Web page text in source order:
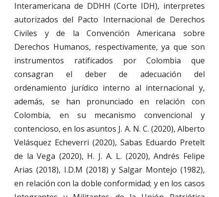
Interamericana de DDHH (Corte IDH), interpretes
autorizados del Pacto Internacional de Derechos
Civiles y de la Convención Americana sobre
Derechos Humanos, respectivamente, ya que son
instrumentos ratificados por Colombia que
consagran el deber de adecuación del
ordenamiento jurídico interno al internacional y,
además, se han pronunciado en relación con
Colombia, en su mecanismo convencional y
contencioso, en los asuntos J. A. N. C. (2020), Alberto
Velásquez Echeverri (2020), Sabas Eduardo Pretelt
de la Vega (2020), H. J. A. L. (2020), Andrés Felipe
Arias (2018), I.D.M (2018) y Salgar Montejo (1982),
en relación con la doble conformidad; y en los casos